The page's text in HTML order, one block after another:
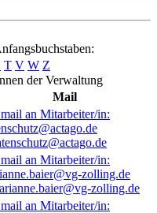
T V W Z
der Verwaltung
Mail
zolling.de